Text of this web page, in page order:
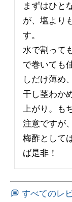
まずはひと
が、塩より
す。
水で割って
で巻いても
しだけ薄め
干し茎わか
上がり。も
注意ですが
梅酢として
ば是非！
すべてのレ